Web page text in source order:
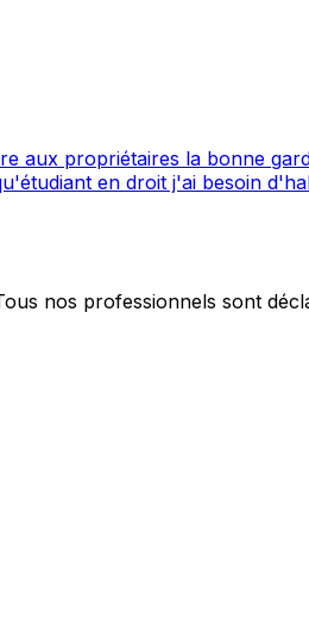
aux propriétaires la bonne
nos professionnels sont